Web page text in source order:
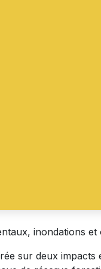
inondations
sur deux